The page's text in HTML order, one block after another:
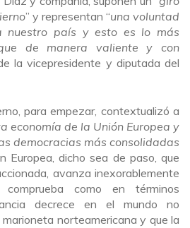
” y representan “una voluntad
nuestro país y esto es lo más
de manera valiente y con
la vicepresidente y diputada del
para empezar, contextualizó a
economía de la Unión Europea y
democracias más consolidadas
Europea, dicho sea de paso, que
avanza inexorablemente
como en términos
decrece en el mundo no
norteamericana y que la